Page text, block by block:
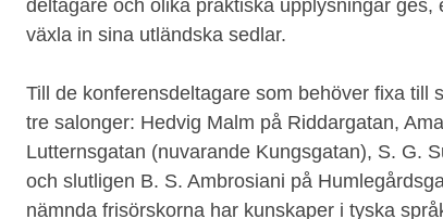
deltagare och olika praktiska upplysningar ges,
växla in sina utländska sedlar.
Till de konferensdeltagare som behöver fixa till
tre salonger: Hedvig Malm på Riddargatan,
Lutternsgatan (nuvarande Kungsgatan), S. G.
och slutligen B. S. Ambrosiani på
nämnda frisörskorna har kunskaper i tyska